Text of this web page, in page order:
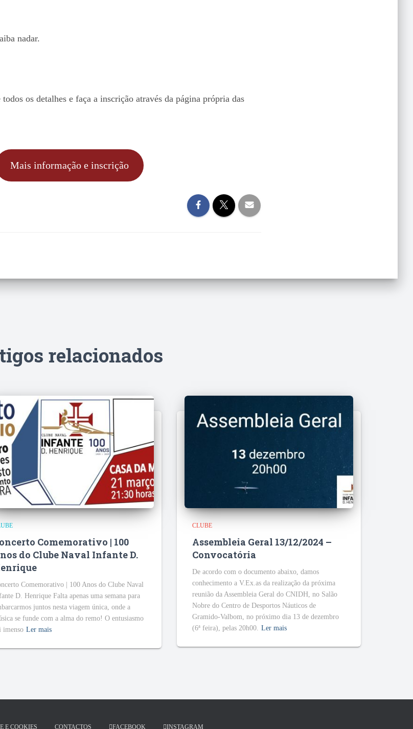
nadar.
os detalhes e faça a inscrição através da página própria das
Mais informação e inscrição
relacionados
Comemorativo | 100
do Clube Naval Infante D.
Comemorativo | 100 Anos do Clube Naval
D. Henrique Falta apenas uma semana para
juntos nesta viagem única, onde a
se funde com a alma do remo! O entusiasmo
imenso Ler mais
CLUBE
Assembleia Geral 13/12/2024 –
Convocatória
De acordo com o documento abaixo, damos
conhecimento a V.Ex.as da realização da próxima
reunião da Assembleia Geral do CNIDH, no Salão
Nobre do Centro de Desportos Náuticos de
Gramido-Valbom, no próximo dia 13 de dezembro
(6ª feira), pelas 20h00. Ler mais
E COOKIES CONTACTOS FACEBOOK INSTAGRAM